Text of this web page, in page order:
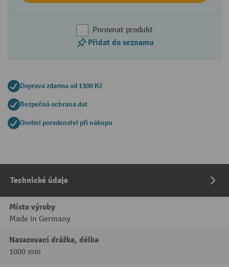
Porovnat produkt
Přidat do seznamu
Doprava zdarma od 1300 Kč
Bezpečná ochrana dat
Osobní poradenství při nákupu
Technické údaje
Místo výroby
Made in Germany
Nasazovací drážka, délka
1000 mm